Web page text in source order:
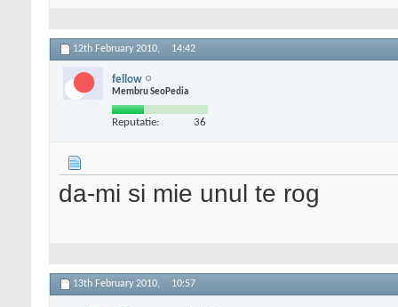
12th February 2010, 14:42
fellow
Membru SeoPedia
Reputatie: 36
da-mi si mie unul te rog
13th February 2010, 10:57